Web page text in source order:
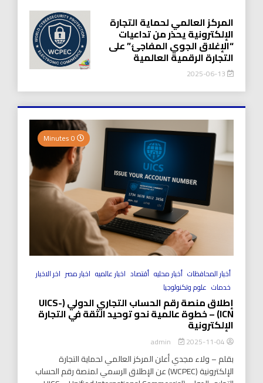
المركز العالمي لحماية التجارة
الإلكترونية يحذر من تداعيات
“الإغلاق الجوي المفاجئ” على
التجارة الرقمية العالمية
2025-06-13
أخبار المحافظات أخبار محليه أقتصاد اخبار عالميه اخبار مصر اخر الاخبار
خدمات علوم وتكنولوجيا
إطلاق منصة رقم الحساب التجاري الدولي (UICS-
ICN) – خطوة عالمية نحو توحيد الثقة في التجارة
الإلكترونية
2025-11-04
بقلم – ولاء مجدي أعلن المركز العالمي لحماية التجارة
الإلكترونية (WCPEC) عن الإطلاق الرسمي لمنصة رقم الحساب